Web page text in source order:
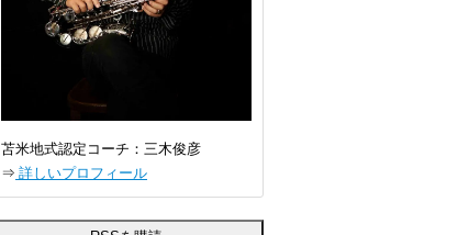
苫米地式認定コーチ：三木俊彦
⇒ 詳しいプロフィール